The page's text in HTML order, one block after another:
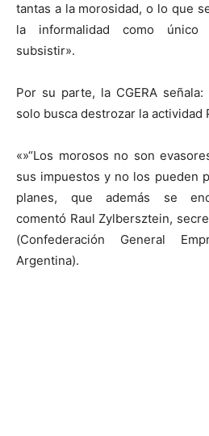
tantas a la morosidad, o lo que
la informalidad como único
subsistir».
Por su parte, la CGERA
solo busca destrozar la actividad
«»“Los morosos no son
sus impuestos y no los pueden
planes, que además se
comentó Raul Zylbersztein,
(Confederación General
Argentina).